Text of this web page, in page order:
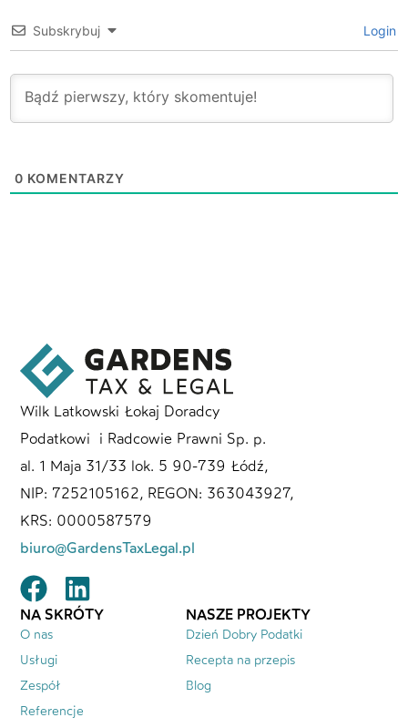
Subskrybuj Login
0 KOMENTARZY
Wilk Latkowski Łokaj Doradcy
Podatkowi i Radcowie Prawni Sp. p.
al. 1 Maja 31/33 lok. 5 90-739 Łódź,
NIP: 7252105162, REGON: 363043927,
KRS: 0000587579
biuro@GardensTaxLegal.pl
NA SKRÓTY
O nas
Usługi
Zespół
Referencje
NASZE PROJEKTY
Dzień Dobry Podatki
Recepta na przepis
Blog